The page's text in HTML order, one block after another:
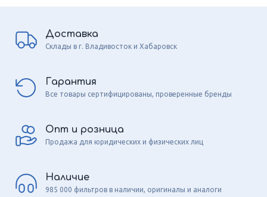
Доставка
Склады в г. Владивосток и Хабаровск
Гарантия
Все товары сертифицированы, проверенные бренды
Опт и розница
Продажа для юридических и физических лиц
Наличие
985 000 фильтров в наличии, оригиналы и аналоги